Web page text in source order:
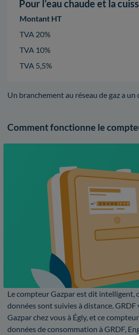
Pour l’eau chaude et la
Montant HT
TVA 20%
TVA 10%
TVA 5,5%
Un branchement au réseau de gaz a un
Comment fonctionne le
Le compteur Gazpar est dit intelligent,
données sont suivies à distance.
Gazpar chez vous à Égly, et ce
données de consommation à GRDF,